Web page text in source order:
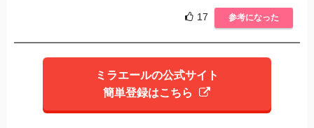
17 参考になった
ミラエールの公式サイト
簡単登録はこちら